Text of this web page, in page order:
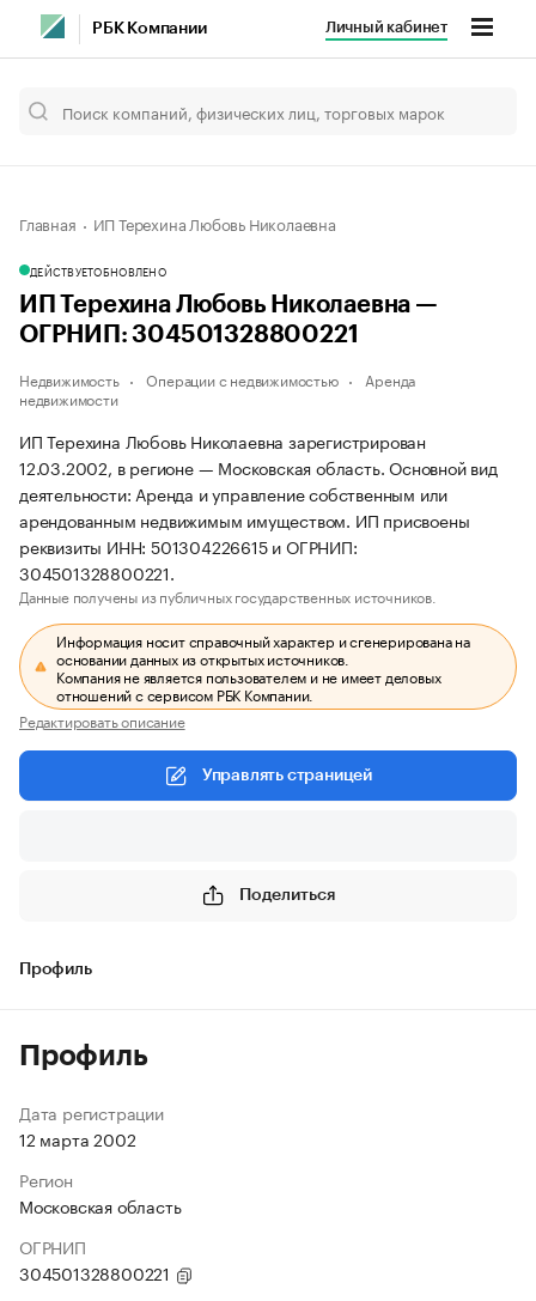
РБК Компании Личный кабинет
Главная ИП Терехина Любовь Николаевна
ДЕЙСТВУЕТОБНОВЛЕНО
ИП Терехина Любовь Николаевна —
ОГРНИП: 304501328800221
Недвижимость Операции с недвижимостью
Аренда
недвижимости
ИП Терехина Любовь Николаевна зарегистрирован
12.03.2002, в регионе — Московская область. Основной вид
деятельности: Аренда и управление собственным или
арендованным недвижимым имуществом. ИП присвоены
реквизиты ИНН: 501304226615 и ОГРНИП:
304501328800221.
Данные получены из публичных государственных источников.
Информация носит справочный характер и сгенерирована на
основании данных из открытых источников.
Компания не является пользователем и не имеет деловых
отношений с сервисом РБК Компании.
Редактировать описание
Управлять страницей
Поделиться
Профиль
Профиль
Дата регистрации
12 марта 2002
Регион
Московская область
ОГРНИП
304501328800221